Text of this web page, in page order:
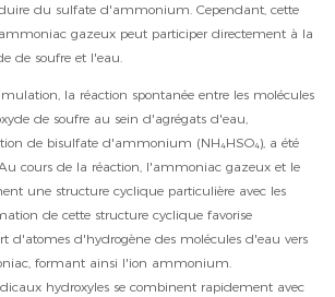
du sulfate d'ammonium. Cependant, cette
gazeux peut participer directement à la
de soufre et l'eau.
la réaction spontanée entre les molécules
de soufre au sein d'agrégats d'eau,
de bisulfate d'ammonium (NH₄HSO₄), a été
cours de la réaction, l'ammoniac gazeux et le
une structure cyclique particulière avec les
de cette structure cyclique favorise
d'atomes d'hydrogène des molécules d'eau vers
formant ainsi l'ion ammonium.
hydroxyles se combinent rapidement avec